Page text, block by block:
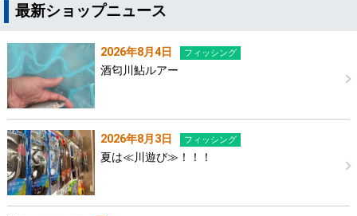
最新ショップニュース
2026年8月4日 フィッシング
酒匂川鮎ルアー
2026年8月3日 フィッシング
夏は≪川遊び≫！！！